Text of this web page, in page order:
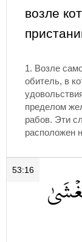
возле
1. Возле
обитель, в
пределом
рабов. Эти
расположен
53:16